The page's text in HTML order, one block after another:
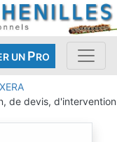
UN PRO
XERA
de devis, d'intervention